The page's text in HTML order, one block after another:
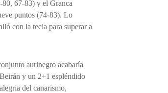
67-83) y el Granca
puntos (74-83). Lo
con la tecla para superar a
aurinegro acabaría
y un 2+1 espléndido
del canarismo,